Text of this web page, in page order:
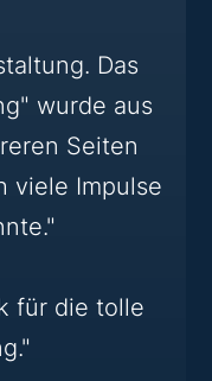
Das
wurde aus
Seiten
viele Impulse
für die tolle